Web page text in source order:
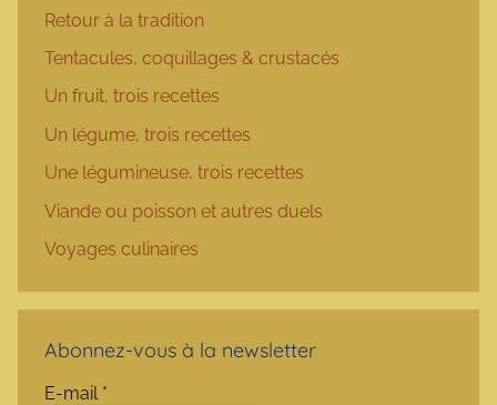
Retour à la tradition
Tentacules, coquillages & crustacés
Un fruit, trois recettes
Un légume, trois recettes
Une légumineuse, trois recettes
Viande ou poisson et autres duels
Voyages culinaires
Abonnez-vous à la newsletter
E-mail *